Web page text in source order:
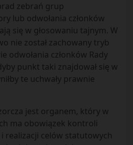
zebrań grup
lub odwołania członków
się w głosowaniu tajnym. W
nie został zachowany tryb
odwołania członków Rady
punkt taki znajdował się w
te uchwały prawnie
jest organem, który w
ma obowiązek kontroli
realizacji celów statutowych